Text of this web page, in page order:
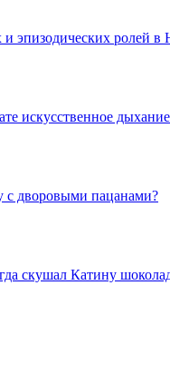
и эпизодических ролей
искусственное
с дворовыми пацанами?
скушал Катину